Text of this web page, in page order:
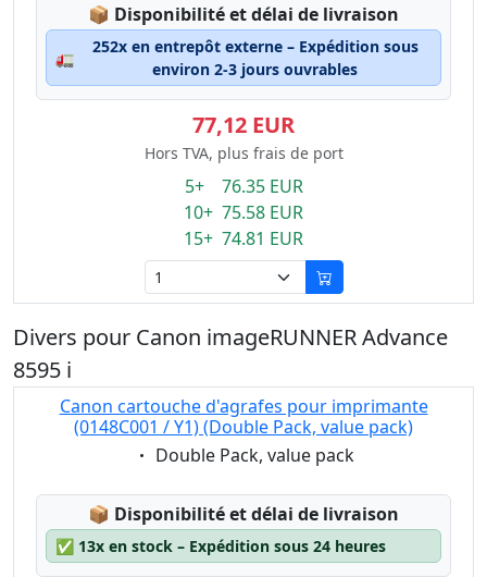
📦 Lagerstatus:
Disponibilité et délai de livraison
🚛
252x en entrepôt externe – Expédition sous
environ 2-3 jours ouvrables
77,12 EUR
Hors TVA, plus frais de port
5+ 76.35 EUR
10+ 75.58 EUR
15+ 74.81 EUR
Divers pour Canon imageRUNNER Advance
8595 i
Canon cartouche d'agrafes pour imprimante
(0148C001 / Y1) (Double Pack, value pack)
Eigenschaft:
Double Pack, value pack
📦 Lagerstatus:
Disponibilité et délai de livraison
✅ 13x en stock – Expédition sous 24 heures